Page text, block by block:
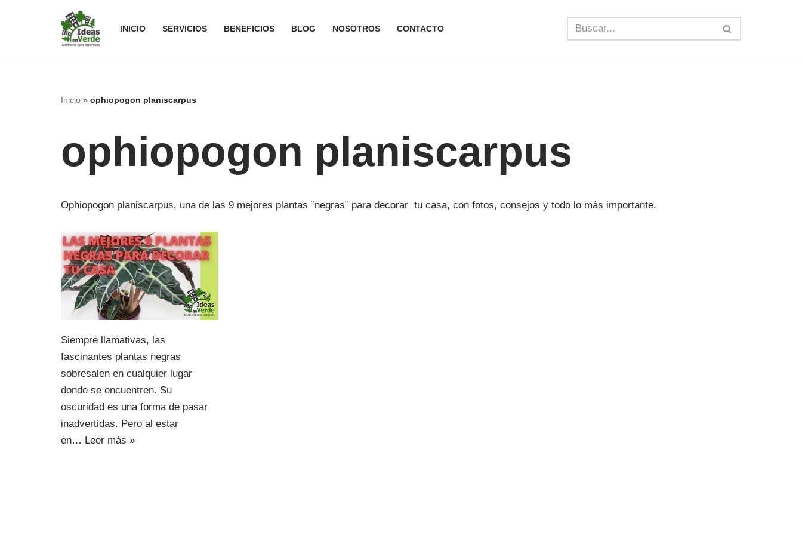
INICIO SERVICIOS BENEFICIOS BLOG NOSOTROS CONTACTO
Inicio » ophiopogon planiscarpus
ophiopogon planiscarpus
Ophiopogon planiscarpus, una de las 9 mejores plantas ¨negras¨ para decorar tu casa, con fotos, consejos y todo lo más importante.
Siempre llamativas, las
fascinantes plantas negras
sobresalen en cualquier lugar
donde se encuentren. Su
oscuridad es una forma de pasar
inadvertidas. Pero al estar
en… Leer más »